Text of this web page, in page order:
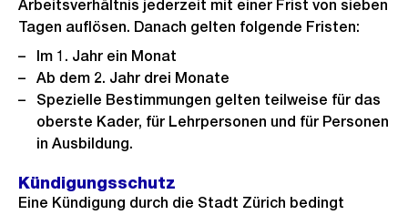
Arbeitsverhältnis jederzeit mit einer Frist von sieben
Tagen auflösen. Danach gelten folgende Fristen:
Im 1. Jahr ein Monat
Ab dem 2. Jahr drei Monate
Spezielle Bestimmungen gelten teilweise für das
oberste Kader, für Lehrpersonen und für Personen
in Ausbildung.
Kündigungsschutz
Eine Kündigung durch die Stadt Zürich bedingt